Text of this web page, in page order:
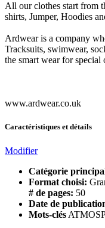
All our clothes start from
shirts, Jumper, Hoodies
Ardwear is a company
Tracksuits, swimwear,
the smart wear for special
www.ardwear.co.uk
Caractéristiques et détails
Modifier
Catégorie
Format choisi:
# de pages: 50
Date de
Mots-clés